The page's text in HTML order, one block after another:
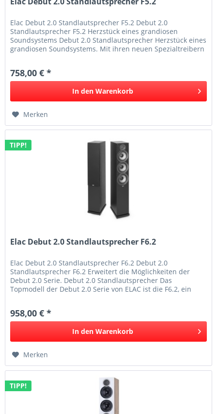
Elac Debut 2.0 Standlautsprecher F5.2 Debut 2.0
Standlautsprecher F5.2 Herzstück eines grandiosen
Soundsystems Debut 2.0 Standlautsprecher Herzstück eines
grandiosen Soundsystems. Mit ihren neuen Spezialtreibern
758,00 € *
In den Warenkorb
Merken
TIPP!
Elac Debut 2.0 Standlautsprecher F6.2
Elac Debut 2.0 Standlautsprecher F6.2 Debut 2.0
Standlautsprecher F6.2 Erweitert die Möglichkeiten der
Debut 2.0 Serie. Debut 2.0 Standlautsprecher Das
Topmodell der Debut 2.0 Serie von ELAC ist die F6.2, ein
958,00 € *
In den Warenkorb
Merken
TIPP!